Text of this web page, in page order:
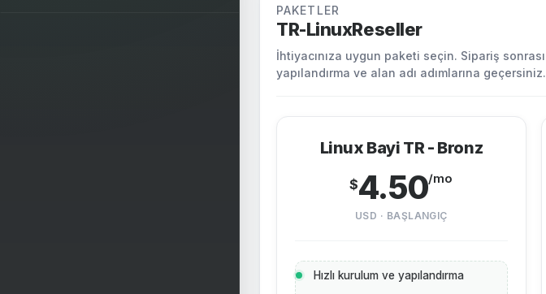
PAKETLER
TR-LinuxReseller
İhtiyacınıza uygun paketi seçin. Sipariş sonrası
yapılandırma ve alan adı adımlarına geçersiniz.
Linux Bayi TR - Bronz
$4.50/mo
USD · BAŞLANGIÇ
Hızlı kurulum ve yapılandırma